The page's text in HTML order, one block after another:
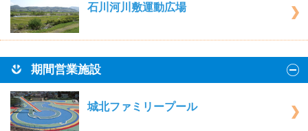
石川河川敷運動広場
期間営業施設
城北ファミリープール